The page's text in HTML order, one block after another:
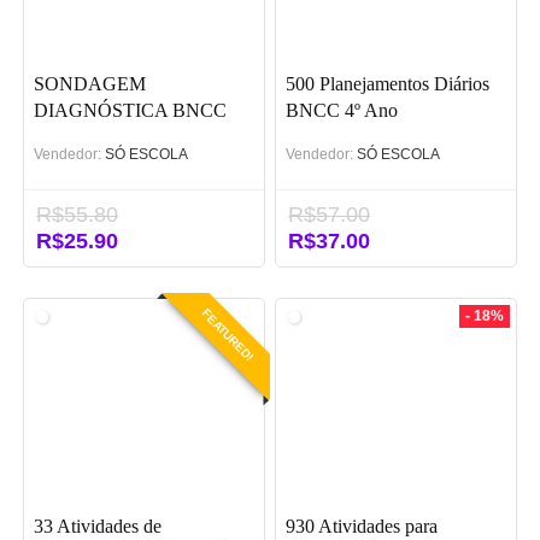
SONDAGEM
DIAGNÓSTICA BNCC
Vendedor: SÓ ESCOLA
R$55.80
O
preço
R$25.90O
preço
500 Planejamentos Diários
BNCC 4º Ano
Vendedor: SÓ ESCOLA
R$57.00
O
preço
R$37.00O
preço
FEATURED!
33 Atividades de
- 18%
930 Atividades para